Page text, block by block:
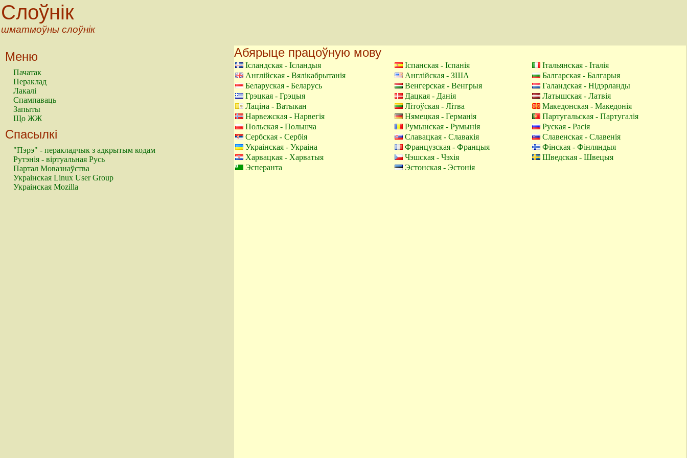
Слоўнік
шматмоўны слоўнік
Меню
Пачатак
Пераклад
Лакалі
Спампаваць
Запыты
Що ЖЖ
Спасылкі
"Пэрэ" - перакладчык з адкрытым кодам
Рутэнія - віртуальная Русь
Партал Мовазнаўства
Украінская Linux User Group
Украінская Mozilla
Абярыце працоўную мову
Ісландская - Ісландыя Іспанская - Іспанія
Італьянская - Італія
Англійская - Вялікабрытанія
Англійская - ЗША
Балгарская - Балгарыя
Беларуская - Беларусь
Венгерская - Венгрыя
Галандская - Нідэрланды
Грэцкая - Грэцыя
Дацкая - Данія
Латышская - Латвія
Лаціна - Ватыкан
Літоўская - Літва
Македонская - Македонія
Нарвежская - Нарвегія
Нямецкая - Германія
Партугальская - Партугалія
Польская - Польшча
Румынская - Румынія
Руская - Расія
Сербская - Сербія
Славацкая - Славакія
Славенская - Славенія
Украінская - Украіна
Французская - Францыя
Фінская - Фінляндыя
Харвацкая - Харватыя
Чэшская - Чэхія
Шведская - Швецыя
Эсперанта
Эстонская - Эстонія